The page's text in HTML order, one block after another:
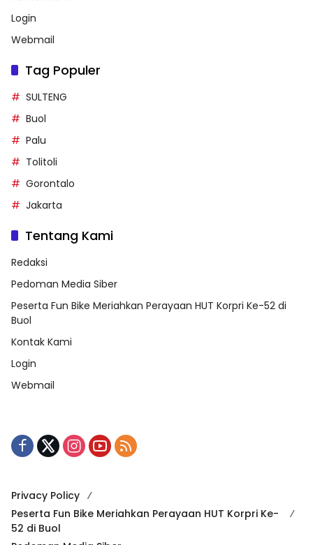
Kontak Kami
Login
SULTENG
Buol
Palu
Tolitoli
Gorontalo
Redaksi
Pedoman Media Siber
Peserta Fun Bike Meriahkan Perayaan HUT Korpri Ke-52 di
Buol
Kontak Kami
Login
Privacy Policy
Peserta Fun Bike Meriahkan Perayaan HUT Korpri Ke-